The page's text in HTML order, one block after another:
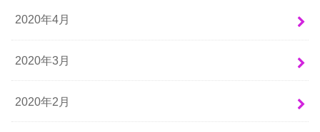
2020年4月
2020年3月
2020年2月